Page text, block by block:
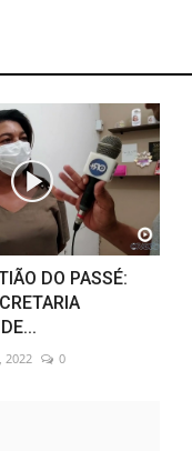
DO PASSÉ:
2022 0